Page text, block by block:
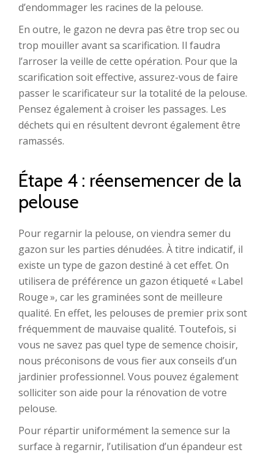
d’endommager les racines de la pelouse.
En outre, le gazon ne devra pas être trop sec ou
trop mouiller avant sa scarification. Il faudra
l’arroser la veille de cette opération. Pour que la
scarification soit effective, assurez-vous de faire
passer le scarificateur sur la totalité de la pelouse.
Pensez également à croiser les passages. Les
déchets qui en résultent devront également être
ramassés.
Étape 4 : réensemencer de la
pelouse
Pour regarnir la pelouse, on viendra semer du
gazon sur les parties dénudées. À titre indicatif, il
existe un type de gazon destiné à cet effet. On
utilisera de préférence un gazon étiqueté « Label
Rouge », car les graminées sont de meilleure
qualité. En effet, les pelouses de premier prix sont
fréquemment de mauvaise qualité. Toutefois, si
vous ne savez pas quel type de semence choisir,
nous préconisons de vous fier aux conseils d’un
jardinier professionnel. Vous pouvez également
solliciter son aide pour la rénovation de votre
pelouse.
Pour répartir uniformément la semence sur la
surface à regarnir, l’utilisation d’un épandeur est